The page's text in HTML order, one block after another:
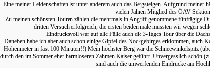
Eine meiner Leidenschaften ist unter anderem auch das Bergsteigen. Aufgrund meiner
vielen Jahren Mitglied des ÖAV
Zu meinen schönsten Touren zählen die mehrmals in Angriff genommene fünftägige
dritten Versuch erfolgreich, die ersten beiden male mussten wir wegen
Eindrucksvoll war auf alle Fälle auch die 3-Tages Tour über die
Daneben habe ich aber auch schon einige Gipfel des Nockgebirges erklommen, auch
Höhenmeter in fast 100 Minuten!!) Mein höchster Berg war die Schneewinkelspitz
durch den im Sommer eher harmloseren Zahmen Kaiser geführt. Unvergesslich schön
sind auch die umwerfenden Eindrücke am